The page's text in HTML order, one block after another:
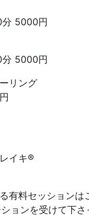
5000円
5000円
リング
イキ®︎
有料セッションは
ョンを受けて下さ